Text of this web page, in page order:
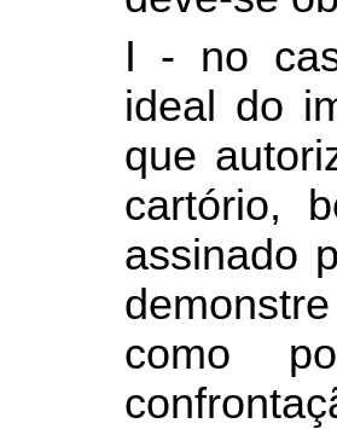
I - no
ideal do
que
cartório,
assinado
como